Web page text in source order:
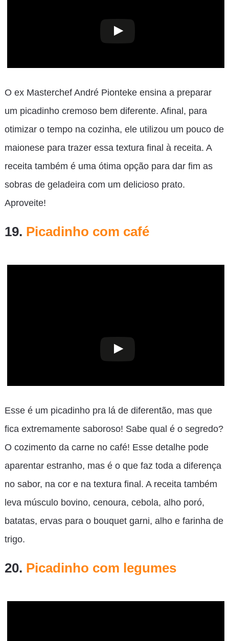
O ex Masterchef André Pionteke ensina a preparar
um picadinho cremoso bem diferente. Afinal, para
otimizar o tempo na cozinha, ele utilizou um pouco de
maionese para trazer essa textura final à receita. A
receita também é uma ótima opção para dar fim as
sobras de geladeira com um delicioso prato.
Aproveite!
19. Picadinho com café
Esse é um picadinho pra lá de diferentão, mas que
fica extremamente saboroso! Sabe qual é o segredo?
O cozimento da carne no café! Esse detalhe pode
aparentar estranho, mas é o que faz toda a diferença
no sabor, na cor e na textura final. A receita também
leva músculo bovino, cenoura, cebola, alho poró,
batatas, ervas para o bouquet garni, alho e farinha de
trigo.
20. Picadinho com legumes